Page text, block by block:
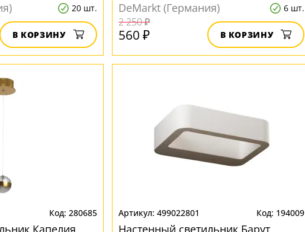
20 шт.
В КОРЗИНУ
DeMarkt (Германия)
6 шт.
2 250 ₽
560 ₽ В КОРЗИНУ
280685
Капелия
499022801 194009
Настенный светильник Барут